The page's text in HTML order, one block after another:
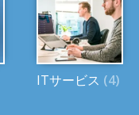
ITサービス (4)